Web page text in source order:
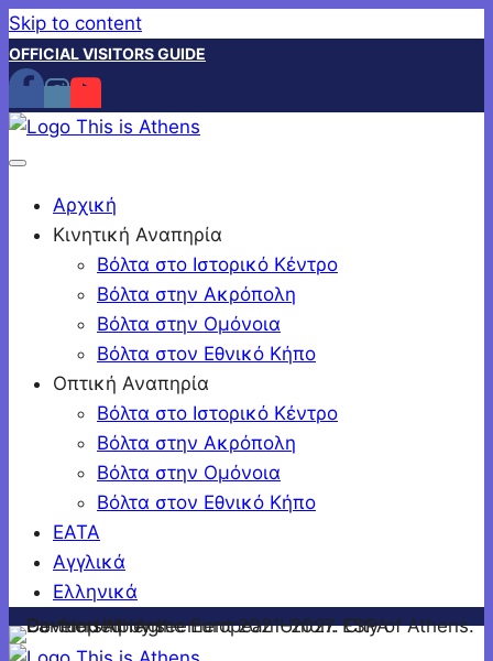
Skip to content
OFFICIAL VISITORS GUIDE
Αρχική
Κινητική Αναπηρία
Βόλτα στο Ιστορικό Κέντρο
Βόλτα στην Ακρόπολη
Βόλτα στην Ομόνοια
Βόλτα στον Εθνικό Κήπο
Οπτική Αναπηρία
Βόλτα στο Ιστορικό Κέντρο
Βόλτα στην Ακρόπολη
Βόλτα στην Ομόνοια
Βόλτα στον Εθνικό Κήπο
ΕΑΤΑ
Αγγλικά
Ελληνικά